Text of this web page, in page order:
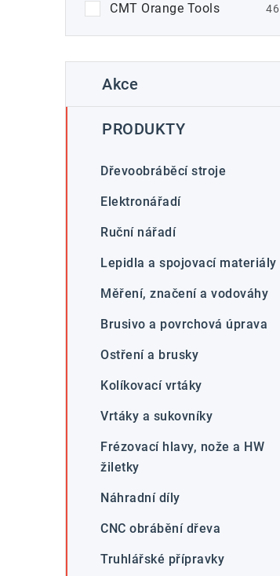
e
l
CMT Orange Tools 46
kategorie
a
Akce
PRODUKTY
Dřevoobráběcí stroje
Elektronářadí
Ruční nářadí
Lepidla a spojovací materiály
Měření, značení a vodováhy
Brusivo a povrchová úprava
Ostření a brusky
Kolíkovací vrtáky
Vrtáky a sukovníky
Frézovací hlavy, nože a HW
žiletky
Náhradní díly
CNC obrábění dřeva
Truhlářské přípravky